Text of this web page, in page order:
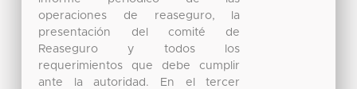
operaciones de reaseguro, la
presentación del comité de
Reaseguro y todos los
requerimientos que debe cumplir
ante la autoridad. En el tercer